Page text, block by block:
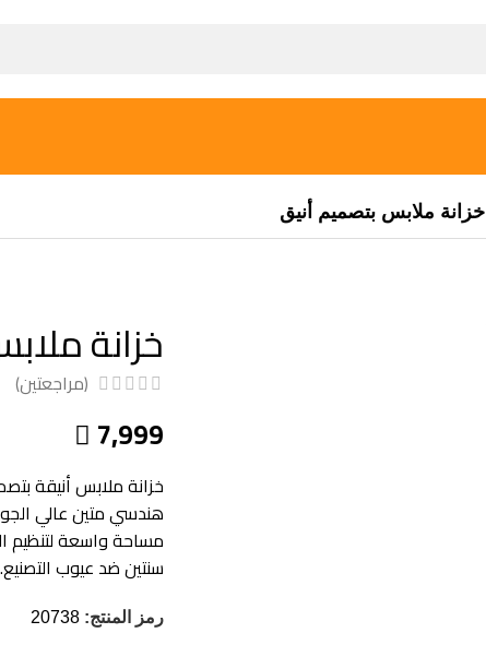
خزانة ملابس بتصميم أنيق
خزانة
(مراجعتين)
 7,999
خزانة ملابس أنيقة
هندسي متين عالي
مساحة واسعة لتنظيم
سنتين ضد عيوب التصنيع.
رمز المنتج: 20738